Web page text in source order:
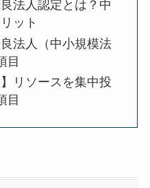
法人認定とは？
リット
法人（中小規模
項目
リソースを集中